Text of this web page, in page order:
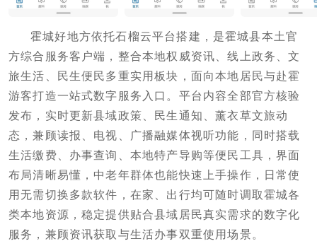
霍城好地方依托石榴云平台搭建，是霍城县本土官
方综合服务客户端，整合本地权威资讯、线上政务、文
旅生活、民生便民多重实用板块，面向本地居民与赴霍
游客打造一站式数字服务入口。平台内容全部官方核验
发布，实时更新县域政策、民生通知、薰衣草文旅动
态，兼顾读报、电视、广播融媒体视听功能，同时搭载
生活缴费、办事查询、本地特产导购等便民工具，界面
布局清晰易懂，中老年群体也能快速上手操作，日常使
用无需切换多款软件，在家、出行均可随时调取霍城各
类本地资源，稳定提供贴合县域居民真实需求的数字化
服务，兼顾资讯获取与生活办事双重使用场景。